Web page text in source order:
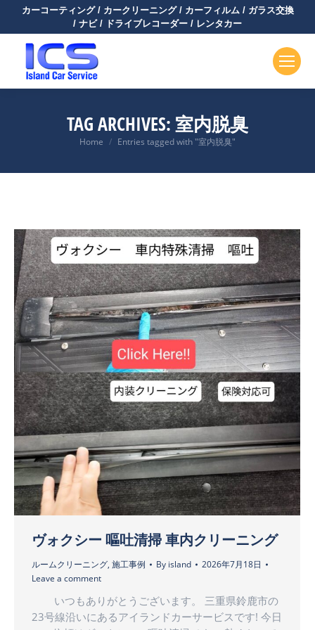
カーコーティング / カークリーニング / カーフィルム / ガラス交換
/ ナビ / ドライブレコーダー / レンタカー
TAG ARCHIVES:室内脱臭
You are here:
Home Entries tagged with "室内脱臭"
ヴォクシー 嘔吐清掃 車内クリーニング
ルームクリーニング, 施工事例 By island
2026年7月18日
Leave a comment
いつもありがとうございます。 三重県鈴鹿市の
23号線沿いにあるアイランドカーサービスです! 今日